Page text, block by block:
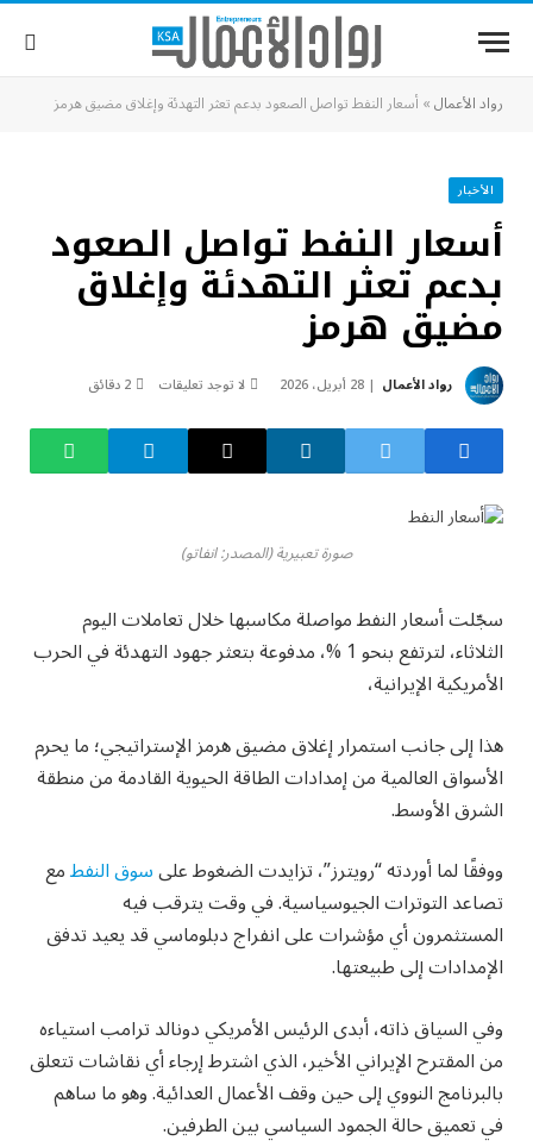
رواد الأعمال» أسعار النفط تواصل الصعود بدعم تعثر التهدئة وإغلاق مضيق هرمز
الأخبار
أسعار النفط تواصل الصعود
بدعم تعثر التهدئة وإغلاق
مضيق هرمز
رواد الأعمال 28 أبريل، 2026 لا توجد تعليقات 2 دقائق
صورة تعبيرية (المصدر: انفاتو)
سجّلت أسعار النفط مواصلة مكاسبها خلال تعاملات اليوم
الثلاثاء، لترتفع بنحو 1 %، مدفوعة بتعثر جهود التهدئة في الحرب
الأمريكية الإيرانية،
هذا إلى جانب استمرار إغلاق مضيق هرمز الإستراتيجي؛ ما يحرم
الأسواق العالمية من إمدادات الطاقة الحيوية القادمة من منطقة
الشرق الأوسط.
ووفقًا لما أوردته “رويترز”، تزايدت الضغوط علىسوق النفطمع
تصاعد التوترات الجيوسياسية. في وقت يترقب فيه
المستثمرون أي مؤشرات على انفراج دبلوماسي قد يعيد تدفق
الإمدادات إلى طبيعتها.
وفي السياق ذاته، أبدى الرئيس الأمريكي دونالد ترامب استياءه
من المقترح الإيراني الأخير، الذي اشترط إرجاء أي نقاشات تتعلق
بالبرنامج النووي إلى حين وقف الأعمال العدائية. وهو ما ساهم
في تعميق حالة الجمود السياسي بين الطرفين.